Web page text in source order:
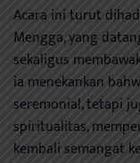
Acara ini turut
Mengga, yang
sekaligus
ia menekankan
seremonial, tetapi
spiritualitas,
kembali semangat